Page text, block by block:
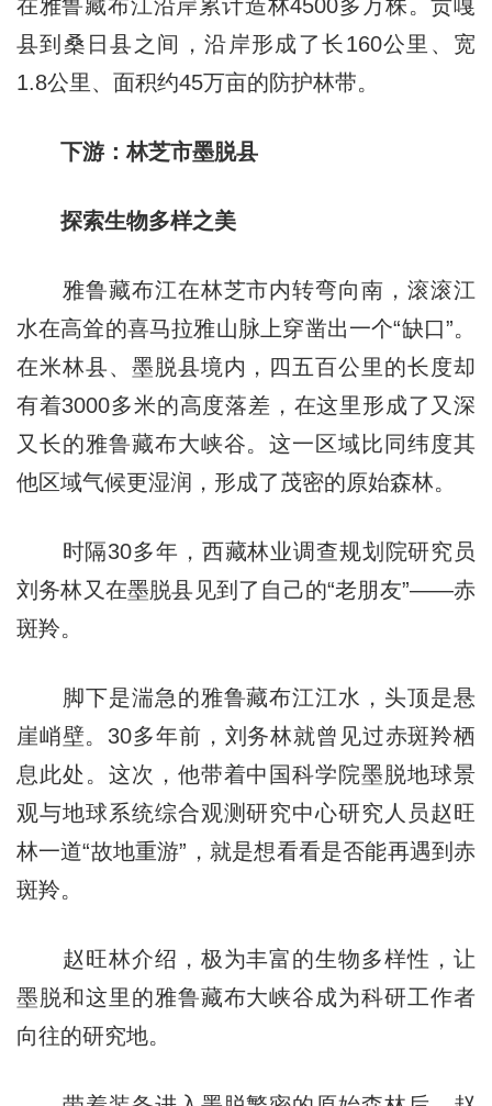
在雅鲁藏布江沿岸累计造林4500多万株。贡嘎
县到桑日县之间，沿岸形成了长160公里、宽
1.8公里、面积约45万亩的防护林带。
下游：林芝市墨脱县
探索生物多样之美
雅鲁藏布江在林芝市内转弯向南，滚滚江
水在高耸的喜马拉雅山脉上穿凿出一个“缺口”。
在米林县、墨脱县境内，四五百公里的长度却
有着3000多米的高度落差，在这里形成了又深
又长的雅鲁藏布大峡谷。这一区域比同纬度其
他区域气候更湿润，形成了茂密的原始森林。
时隔30多年，西藏林业调查规划院研究员
刘务林又在墨脱县见到了自己的“老朋友”——赤
斑羚。
脚下是湍急的雅鲁藏布江江水，头顶是悬
崖峭壁。30多年前，刘务林就曾见过赤斑羚栖
息此处。这次，他带着中国科学院墨脱地球景
观与地球系统综合观测研究中心研究人员赵旺
林一道“故地重游”，就是想看看是否能再遇到赤
斑羚。
赵旺林介绍，极为丰富的生物多样性，让
墨脱和这里的雅鲁藏布大峡谷成为科研工作者
向往的研究地。